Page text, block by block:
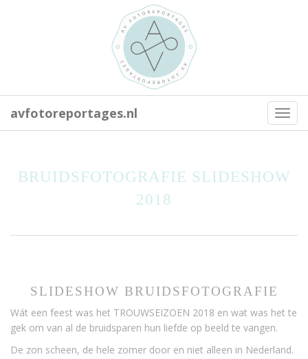
avfotoreportages.nl
BRUIDSFOTOGRAFIE SLIDESHOW
2018
SLIDESHOW BRUIDSFOTOGRAFIE
Wát een feest was het TROUWSEIZOEN 2018 en wat was het te
gek om van al de bruidsparen hun liefde op beeld te vangen.
De zon scheen, de hele zomer door en niet alleen in Nederland.